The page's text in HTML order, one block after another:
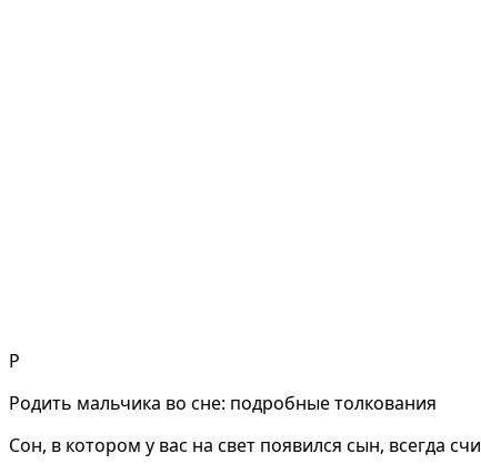
Р
Родить мальчика во сне: подробные толкования
Сон, в котором у вас на свет появился сын, всегда